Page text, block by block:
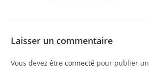
Laisser un commentaire
Vous devez êtreconnecté pour publier un